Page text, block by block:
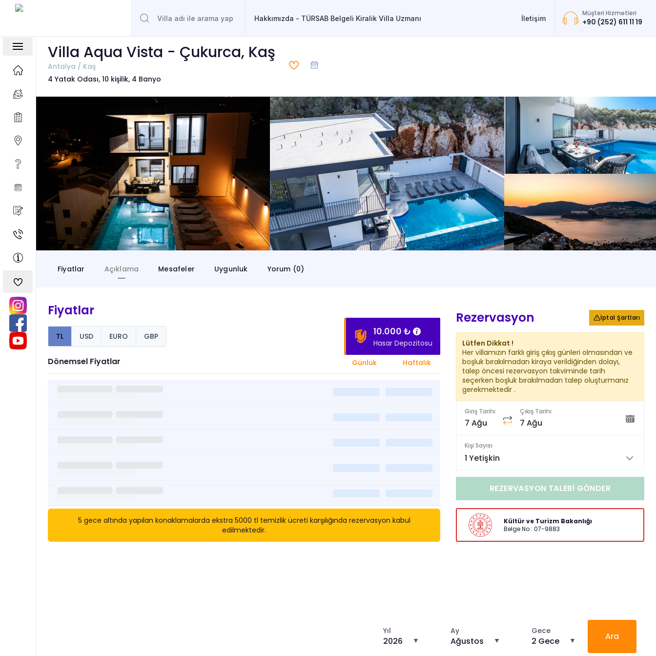
Hakkımızda - TÜRSAB Belgeli Kiralik Villa Uzmanı İletişim
Müşteri Hizmetleri
+90 (252) 611 11 19
Villa Aqua Vista - Çukurca, Kaş
Antalya / Kaş
4 Yatak Odası, 10 kişilik, 4 Banyo
Fiyatlar
Açıklama Mesafeler Uygunluk Yorum (0)
Fiyatlar
TL USD EURO GBP 10.000 ₺
Hasar Depozitosu
Dönemsel Fiyatlar Günlük Haftalık
5 gece altında yapılan konaklamalarda ekstra 5000 tl temizlik ücreti karşılığında rezervasyon kabul
edilmektedir.
Rezervasyon İptal Şartları
Lütfen Dikkat !
Her villamızın farklı giriş çıkış günleri olmasından ve
boşluk bırakılmadan kiraya verildiğinden dolayı,
talep öncesi rezervasyon takviminde tarih
seçerken boşluk bırakılmadan talep oluşturmanız
gerekmektedir .
Giriş Tarihi
7 Ağu
Çıkış Tarihi
7 Ağu
Kişi Sayısı
1 Yetişkin
REZERVASYON TALEBI GÖNDER
Kültür ve Turizm Bakanlığı
Belge No : 07-9883
Yıl
2026 ▼
Ay
Ağustos ▼
Gece
2 Gece ▼ Ara